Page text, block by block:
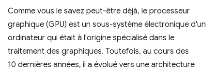
Comme vous le savez peut-être déjà, le processeur
graphique (GPU) est un sous-système électronique d'un
ordinateur qui était à l'origine spécialisé dans le
traitement des graphiques. Toutefois, au cours des
10 dernières années, il a évolué vers une architecture